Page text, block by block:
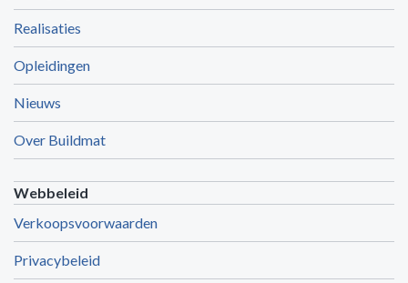
Realisaties
Opleidingen
Nieuws
Over Buildmat
Webbeleid
Verkoopsvoorwaarden
Privacybeleid